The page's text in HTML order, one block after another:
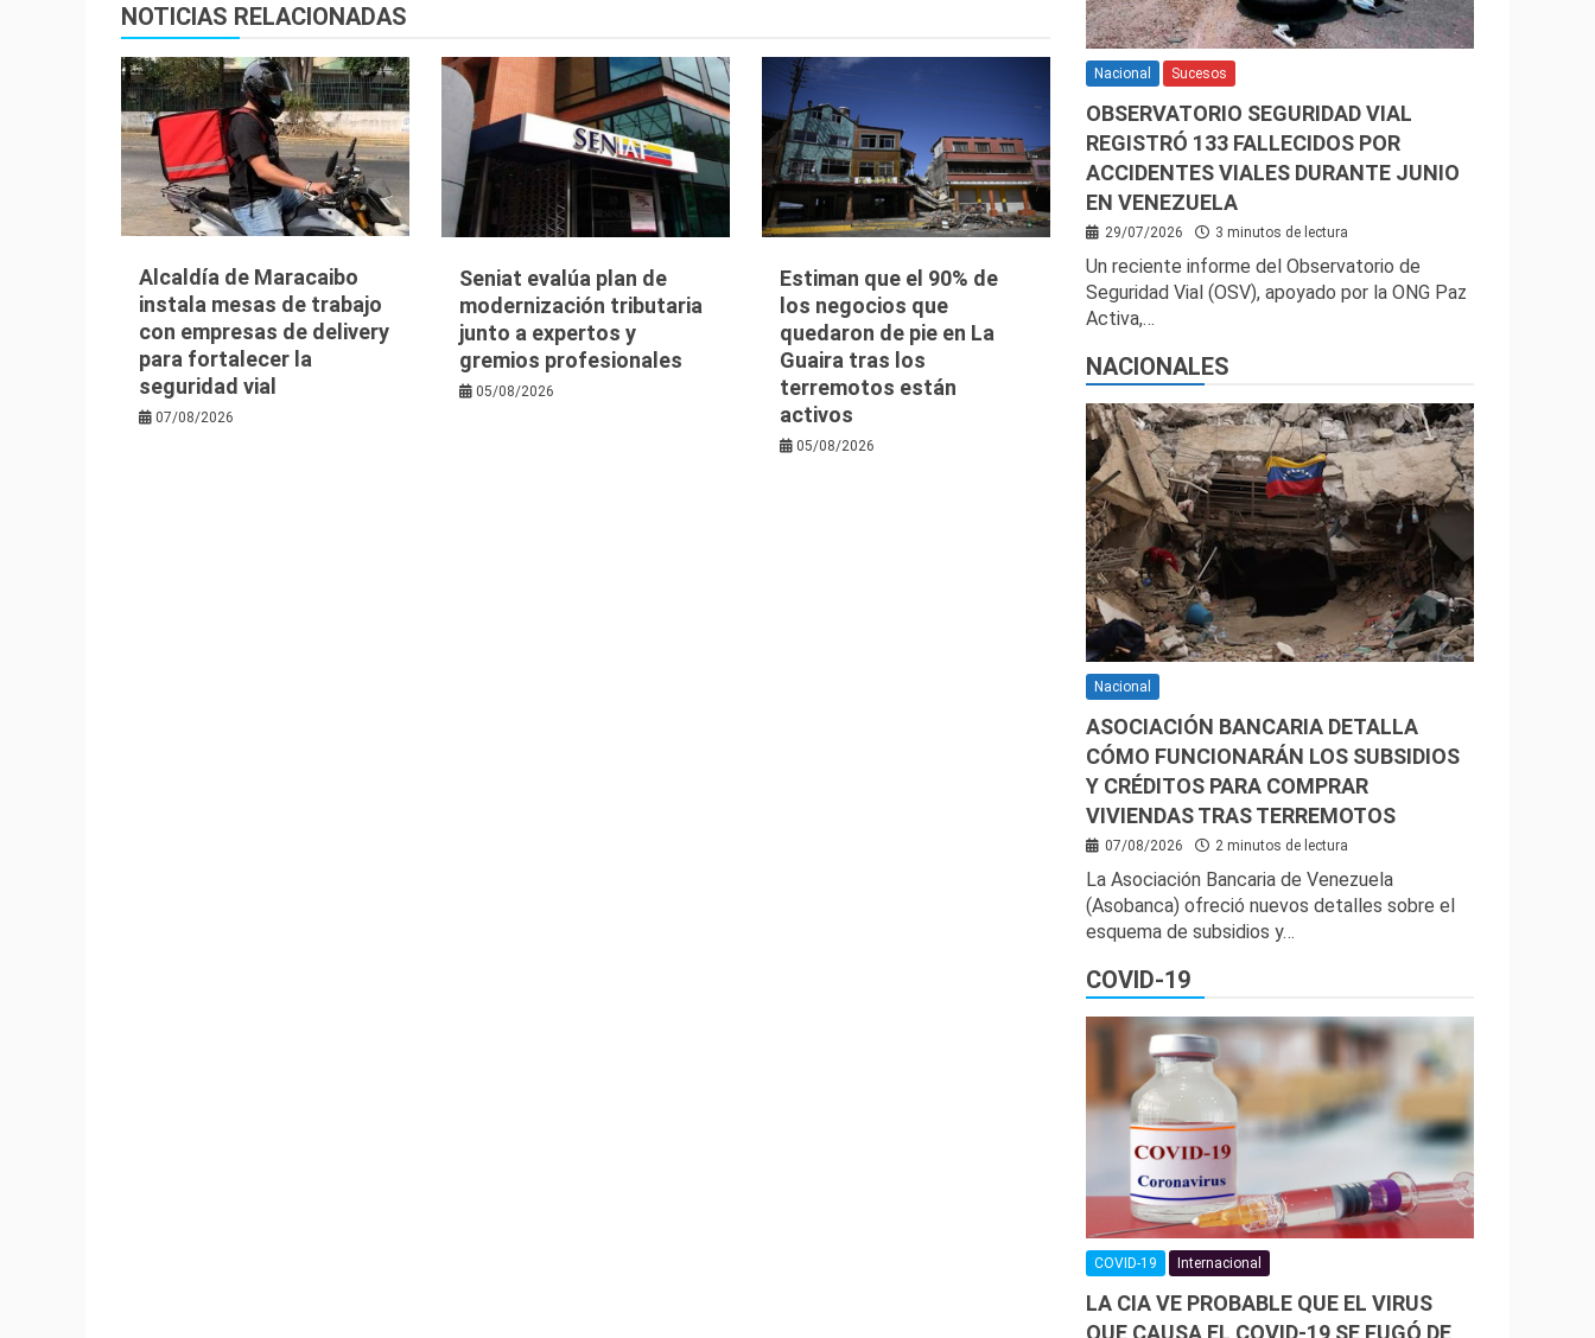
NOTICIAS RELACIONADAS
Alcaldía de Maracaibo
instala mesas de trabajo
con empresas de delivery
para fortalecer la
seguridad vial
07/08/2026
Seniat evalúa plan de
modernización tributaria
junto a expertos y
gremios profesionales
05/08/2026
Estiman que el 90% de
los negocios que
quedaron de pie en La
Guaira tras los
terremotos están
activos
05/08/2026
Nacional Sucesos
OBSERVATORIO SEGURIDAD VIAL
REGISTRÓ 133 FALLECIDOS POR
ACCIDENTES VIALES DURANTE JUNIO
EN VENEZUELA
29/07/2026 3 minutos de lectura
Un reciente informe del Observatorio de
Seguridad Vial (OSV), apoyado por la ONG Paz
Activa,…
NACIONALES
Nacional
ASOCIACIÓN BANCARIA DETALLA
CÓMO FUNCIONARÁN LOS SUBSIDIOS
Y CRÉDITOS PARA COMPRAR
VIVIENDAS TRAS TERREMOTOS
07/08/2026 2 minutos de lectura
La Asociación Bancaria de Venezuela
(Asobanca) ofreció nuevos detalles sobre el
esquema de subsidios y…
COVID-19
COVID-19 Internacional
LA CIA VE PROBABLE QUE EL VIRUS